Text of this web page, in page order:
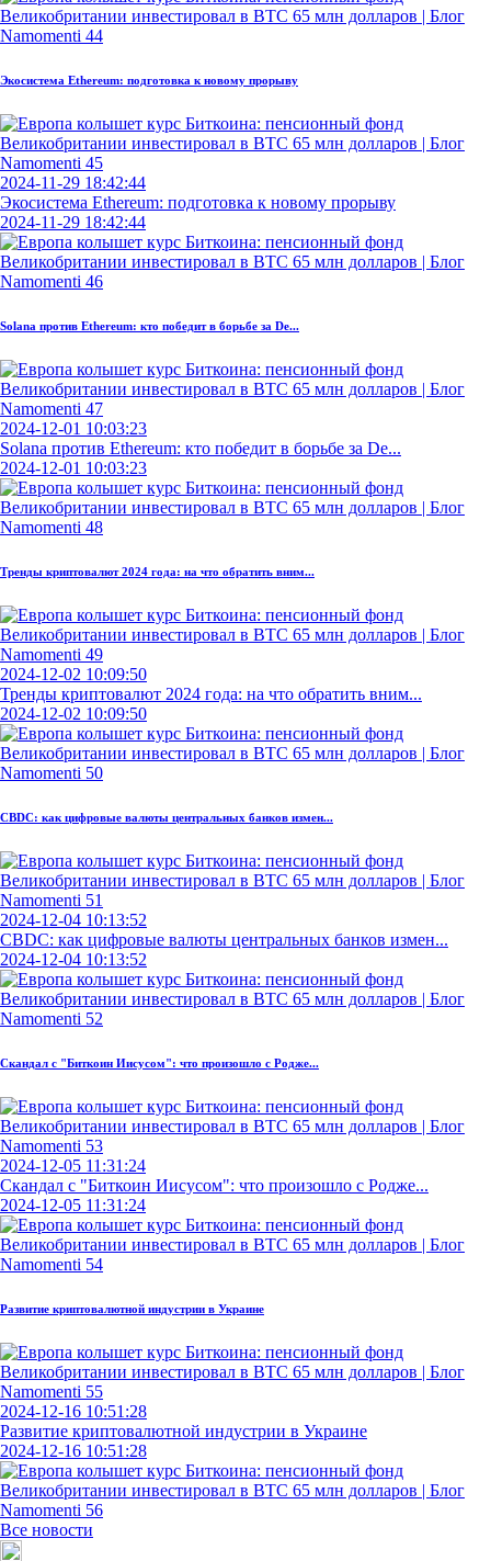
Экосистема Ethereum: подготовка к новому прорыву
2024-11-29 18:42:44
Экосистема Ethereum: подготовка к новому прорыву
2024-11-29 18:42:44
Solana против Ethereum: кто победит в борьбе за De...
2024-12-01 10:03:23
Solana против Ethereum: кто победит в борьбе за De...
2024-12-01 10:03:23
Тренды криптовалют 2024 года: на что обратить вним...
2024-12-02 10:09:50
Тренды криптовалют 2024 года: на что обратить вним...
2024-12-02 10:09:50
CBDC: как цифровые валюты центральных банков измен...
2024-12-04 10:13:52
CBDC: как цифровые валюты центральных банков измен...
2024-12-04 10:13:52
Скандал с "Биткоин Иисусом": что произошло с Родже...
2024-12-05 11:31:24
Скандал с "Биткоин Иисусом": что произошло с Родже...
2024-12-05 11:31:24
Развитие криптовалютной индустрии в Украине
2024-12-16 10:51:28
Развитие криптовалютной индустрии в Украине
2024-12-16 10:51:28
Все новости